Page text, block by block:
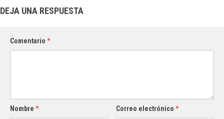
DEJA UNA RESPUESTA
Comentario *
Nombre * Correo electrónico*